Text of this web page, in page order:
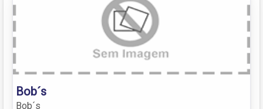
Bob´s
Bob´s